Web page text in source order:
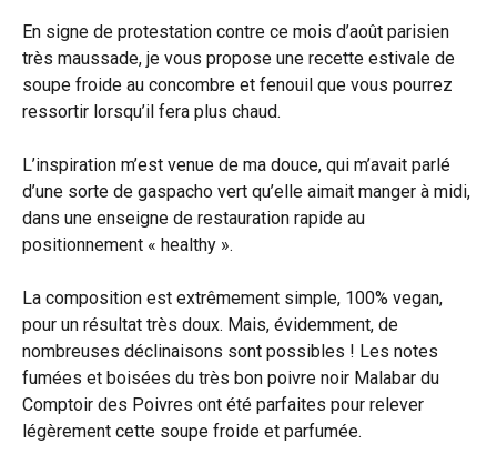
En signe de protestation contre ce mois d’août parisien
très maussade, je vous propose une recette estivale de
soupe froide au concombre et fenouil que vous pourrez
ressortir lorsqu’il fera plus chaud.
L’inspiration m’est venue de ma douce, qui m’avait parlé
d’une sorte de gaspacho vert qu’elle aimait manger à midi,
dans une enseigne de restauration rapide au
positionnement « healthy ».
La composition est extrêmement simple, 100% vegan,
pour un résultat très doux. Mais, évidemment, de
nombreuses déclinaisons sont possibles ! Les notes
fumées et boisées du très bon poivre noir Malabar du
Comptoir des Poivres ont été parfaites pour relever
légèrement cette soupe froide et parfumée.